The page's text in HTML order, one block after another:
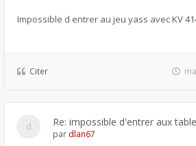
Impossible d entrer au jeu yass avec KV
Citer
Re: impossible d'entrer aux
par dlan67